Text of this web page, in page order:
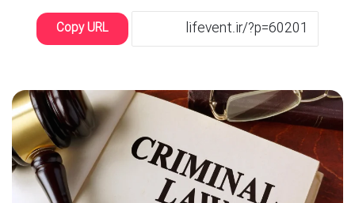
Copy URL